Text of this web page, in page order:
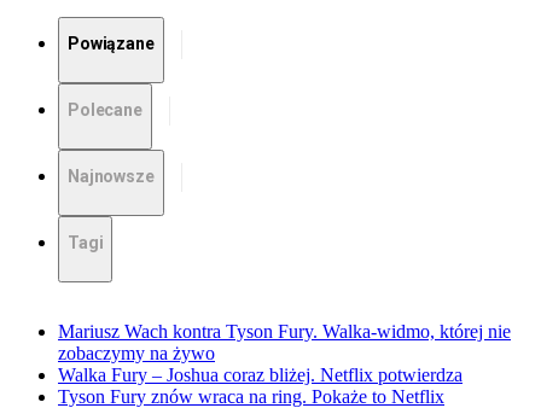
Powiązane
Polecane
Najnowsze
Tagi
Mariusz Wach kontra Tyson Fury. Walka-widmo, której nie
zobaczymy na żywo
Walka Fury – Joshua coraz bliżej. Netflix potwierdza
Tyson Fury znów wraca na ring. Pokaże to Netflix